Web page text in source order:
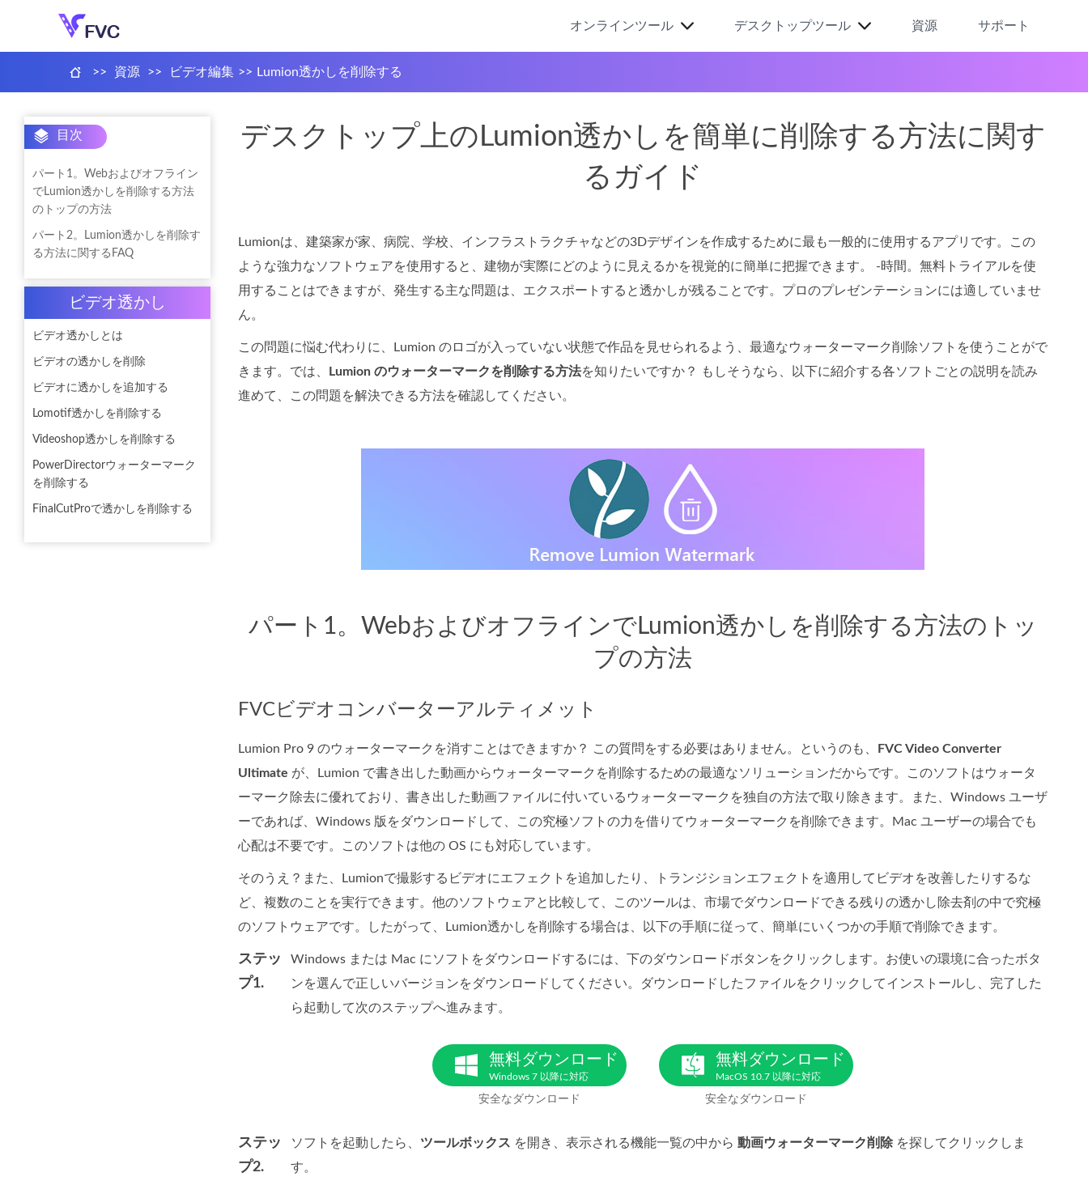
オンラインツール デスクトップツール 資源 サポート
>> 資源 >> ビデオ編集 >> Lumion透かしを削除する
目次
パート1。Webおよびオフライン
でLumion透かしを削除する方法
のトップの方法
パート2。Lumion透かしを削除す
る方法に関するFAQ
ビデオ透かし
ビデオ透かしとは
ビデオの透かしを削除
ビデオに透かしを追加する
Lomotif透かしを削除する
Videoshop透かしを削除する
PowerDirectorウォーターマーク
を削除する
FinalCutProで透かしを削除する
デスクトップ上のLumion透かしを簡単に削除する方法に関す
るガイド
Lumionは、建築家が家、病院、学校、インフラストラクチャなどの3Dデザインを作成するために最も一般的に使用するアプリです。この
ような強力なソフトウェアを使用すると、建物が実際にどのように見えるかを視覚的に簡単に把握できます。 -時間。無料トライアルを使
用することはできますが、発生する主な問題は、エクスポートすると透かしが残ることです。プロのプレゼンテーションには適していませ
ん。
この問題に悩む代わりに、Lumion のロゴが入っていない状態で作品を見せられるよう、最適なウォーターマーク削除ソフトを使うことがで
きます。では、
Lumion のウォーターマークを削除する方法を知りたいですか？ もしそうなら、以下に紹介する各ソフトごとの説明を読み
進めて、この問題を解決できる方法を確認してください。
パート1。WebおよびオフラインでLumion透かしを削除する方法のトッ
プの方法
FVCビデオコンバーターアルティメット
Lumion Pro 9 のウォーターマークを消すことはできますか？ この質問をする必要はありません。というのも、
FVC Video Converter
Ultimate が、Lumion で書き出した動画からウォーターマークを削除するための最適なソリューションだからです。このソフトはウォータ
ーマーク除去に優れており、書き出した動画ファイルに付いているウォーターマークを独自の方法で取り除きます。また、Windows ユーザ
ーであれば、Windows 版をダウンロードして、この究極ソフトの力を借りてウォーターマークを削除できます。Mac ユーザーの場合でも
心配は不要です。このソフトは他の OS にも対応しています。
そのうえ？また、Lumionで撮影するビデオにエフェクトを追加したり、トランジションエフェクトを適用してビデオを改善したりするな
ど、複数のことを実行できます。他のソフトウェアと比較して、このツールは、市場でダウンロードできる残りの透かし除去剤の中で究極
のソフトウェアです。したがって、Lumion透かしを削除する場合は、以下の手順に従って、簡単にいくつかの手順で削除できます。
ステッ
プ1.
Windows または Mac にソフトをダウンロードするには、下のダウンロードボタンをクリックします。お使いの環境に合ったボタ
ンを選んで正しいバージョンをダウンロードしてください。ダウンロードしたファイルをクリックしてインストールし、完了した
ら起動して次のステップへ進みます。
無料ダウンロード
Windows 7 以降に対応
安全なダウンロード
無料ダウンロード
MacOS 10.7 以降に対応
安全なダウンロード
ステッ
プ2.
ソフトを起動したら、 ツールボックス を開き、表示される機能一覧の中から 動画ウォーターマーク削除 を探してクリックしま
す。